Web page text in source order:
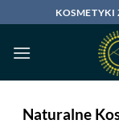
do
zawartości
KOSMETYKI
Naturalne